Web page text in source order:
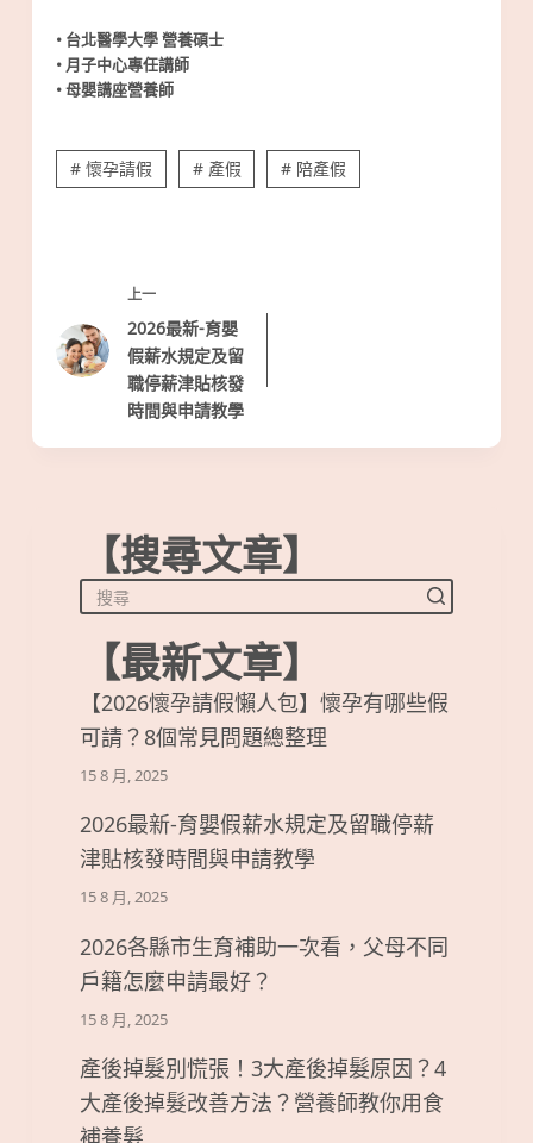
• 台北醫學大學 營養碩士
• 月子中心專任講師
• 母嬰講座營養師
# 懷孕請假 # 產假 # 陪產假
上一
2026最新-育嬰
假薪水規定及留
職停薪津貼核發
時間與申請教學
【搜尋文章】
【最新文章】
【2026懷孕請假懶人包】懷孕有哪些假
可請？8個常見問題總整理
15 8 月, 2025
2026最新-育嬰假薪水規定及留職停薪
津貼核發時間與申請教學
15 8 月, 2025
2026各縣市生育補助一次看，父母不同
戶籍怎麼申請最好？
15 8 月, 2025
產後掉髮別慌張！3大產後掉髮原因？4
大產後掉髮改善方法？營養師教你用食